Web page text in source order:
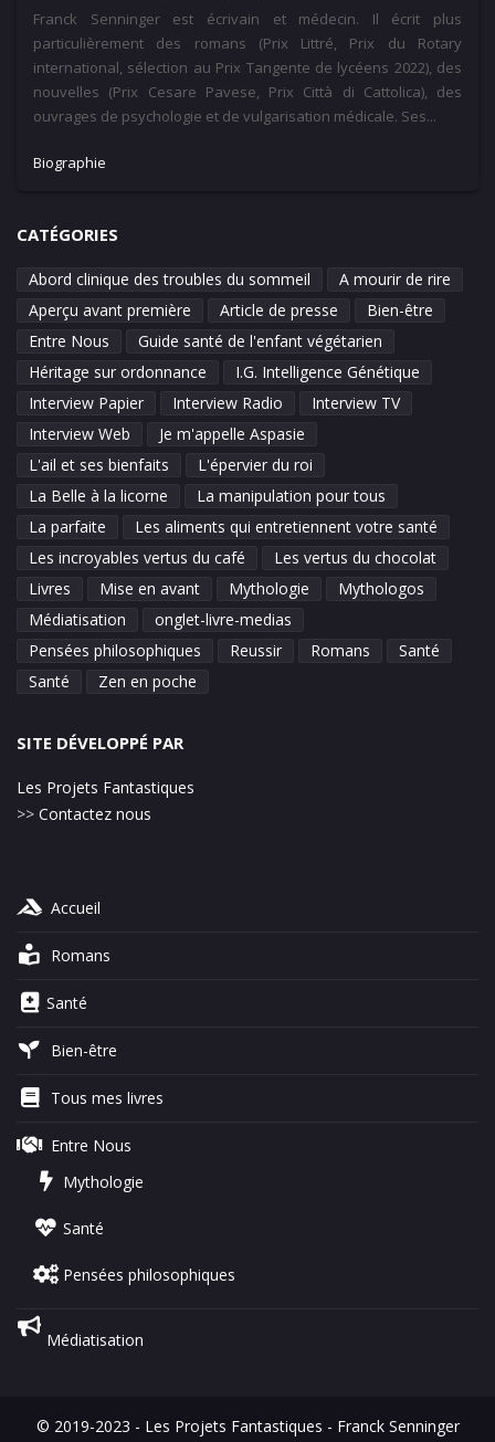
Franck Senninger est écrivain et médecin. Il écrit plus
particulièrement des romans (Prix Littré, Prix du Rotary
international, sélection au Prix Tangente de lycéens 2022), des
nouvelles (Prix Cesare Pavese, Prix Città di Cattolica), des
ouvrages de psychologie et de vulgarisation médicale. Ses...
Biographie
CATÉGORIES
Abord clinique des troubles du sommeil
A mourir de rire
Aperçu avant première
Article de presse
Bien-être
Entre Nous
Guide santé de l'enfant végétarien
Héritage sur ordonnance
I.G. Intelligence Génétique
Interview Papier
Interview Radio
Interview TV
Interview Web
Je m'appelle Aspasie
L'ail et ses bienfaits
L'épervier du roi
La Belle à la licorne
La manipulation pour tous
La parfaite
Les aliments qui entretiennent votre santé
Les incroyables vertus du café
Les vertus du chocolat
Livres
Mise en avant Mythologie
Mythologos
Médiatisation
onglet-livre-medias
Pensées philosophiques
Reussir Romans
Santé
Santé
Zen en poche
SITE DÉVELOPPÉ PAR
Les Projets Fantastiques
>> Contactez nous
Accueil
Romans
Santé
Bien-être
Tous mes livres
Entre Nous
Mythologie
Santé
Pensées philosophiques
Médiatisation
© 2019-2023 - Les Projets Fantastiques - Franck Senninger